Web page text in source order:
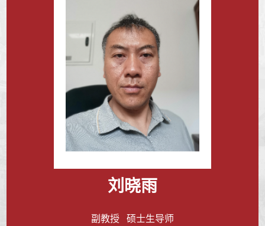
刘晓雨
副教授 硕士生导师